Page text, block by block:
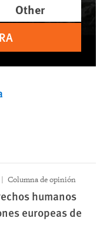
Other
Columna de opinión
humanos
europeas de